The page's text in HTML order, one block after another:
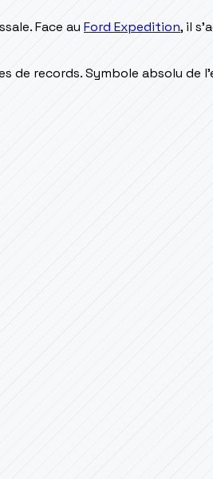
Face au Ford Expedition, il
de records. Symbole absolu de